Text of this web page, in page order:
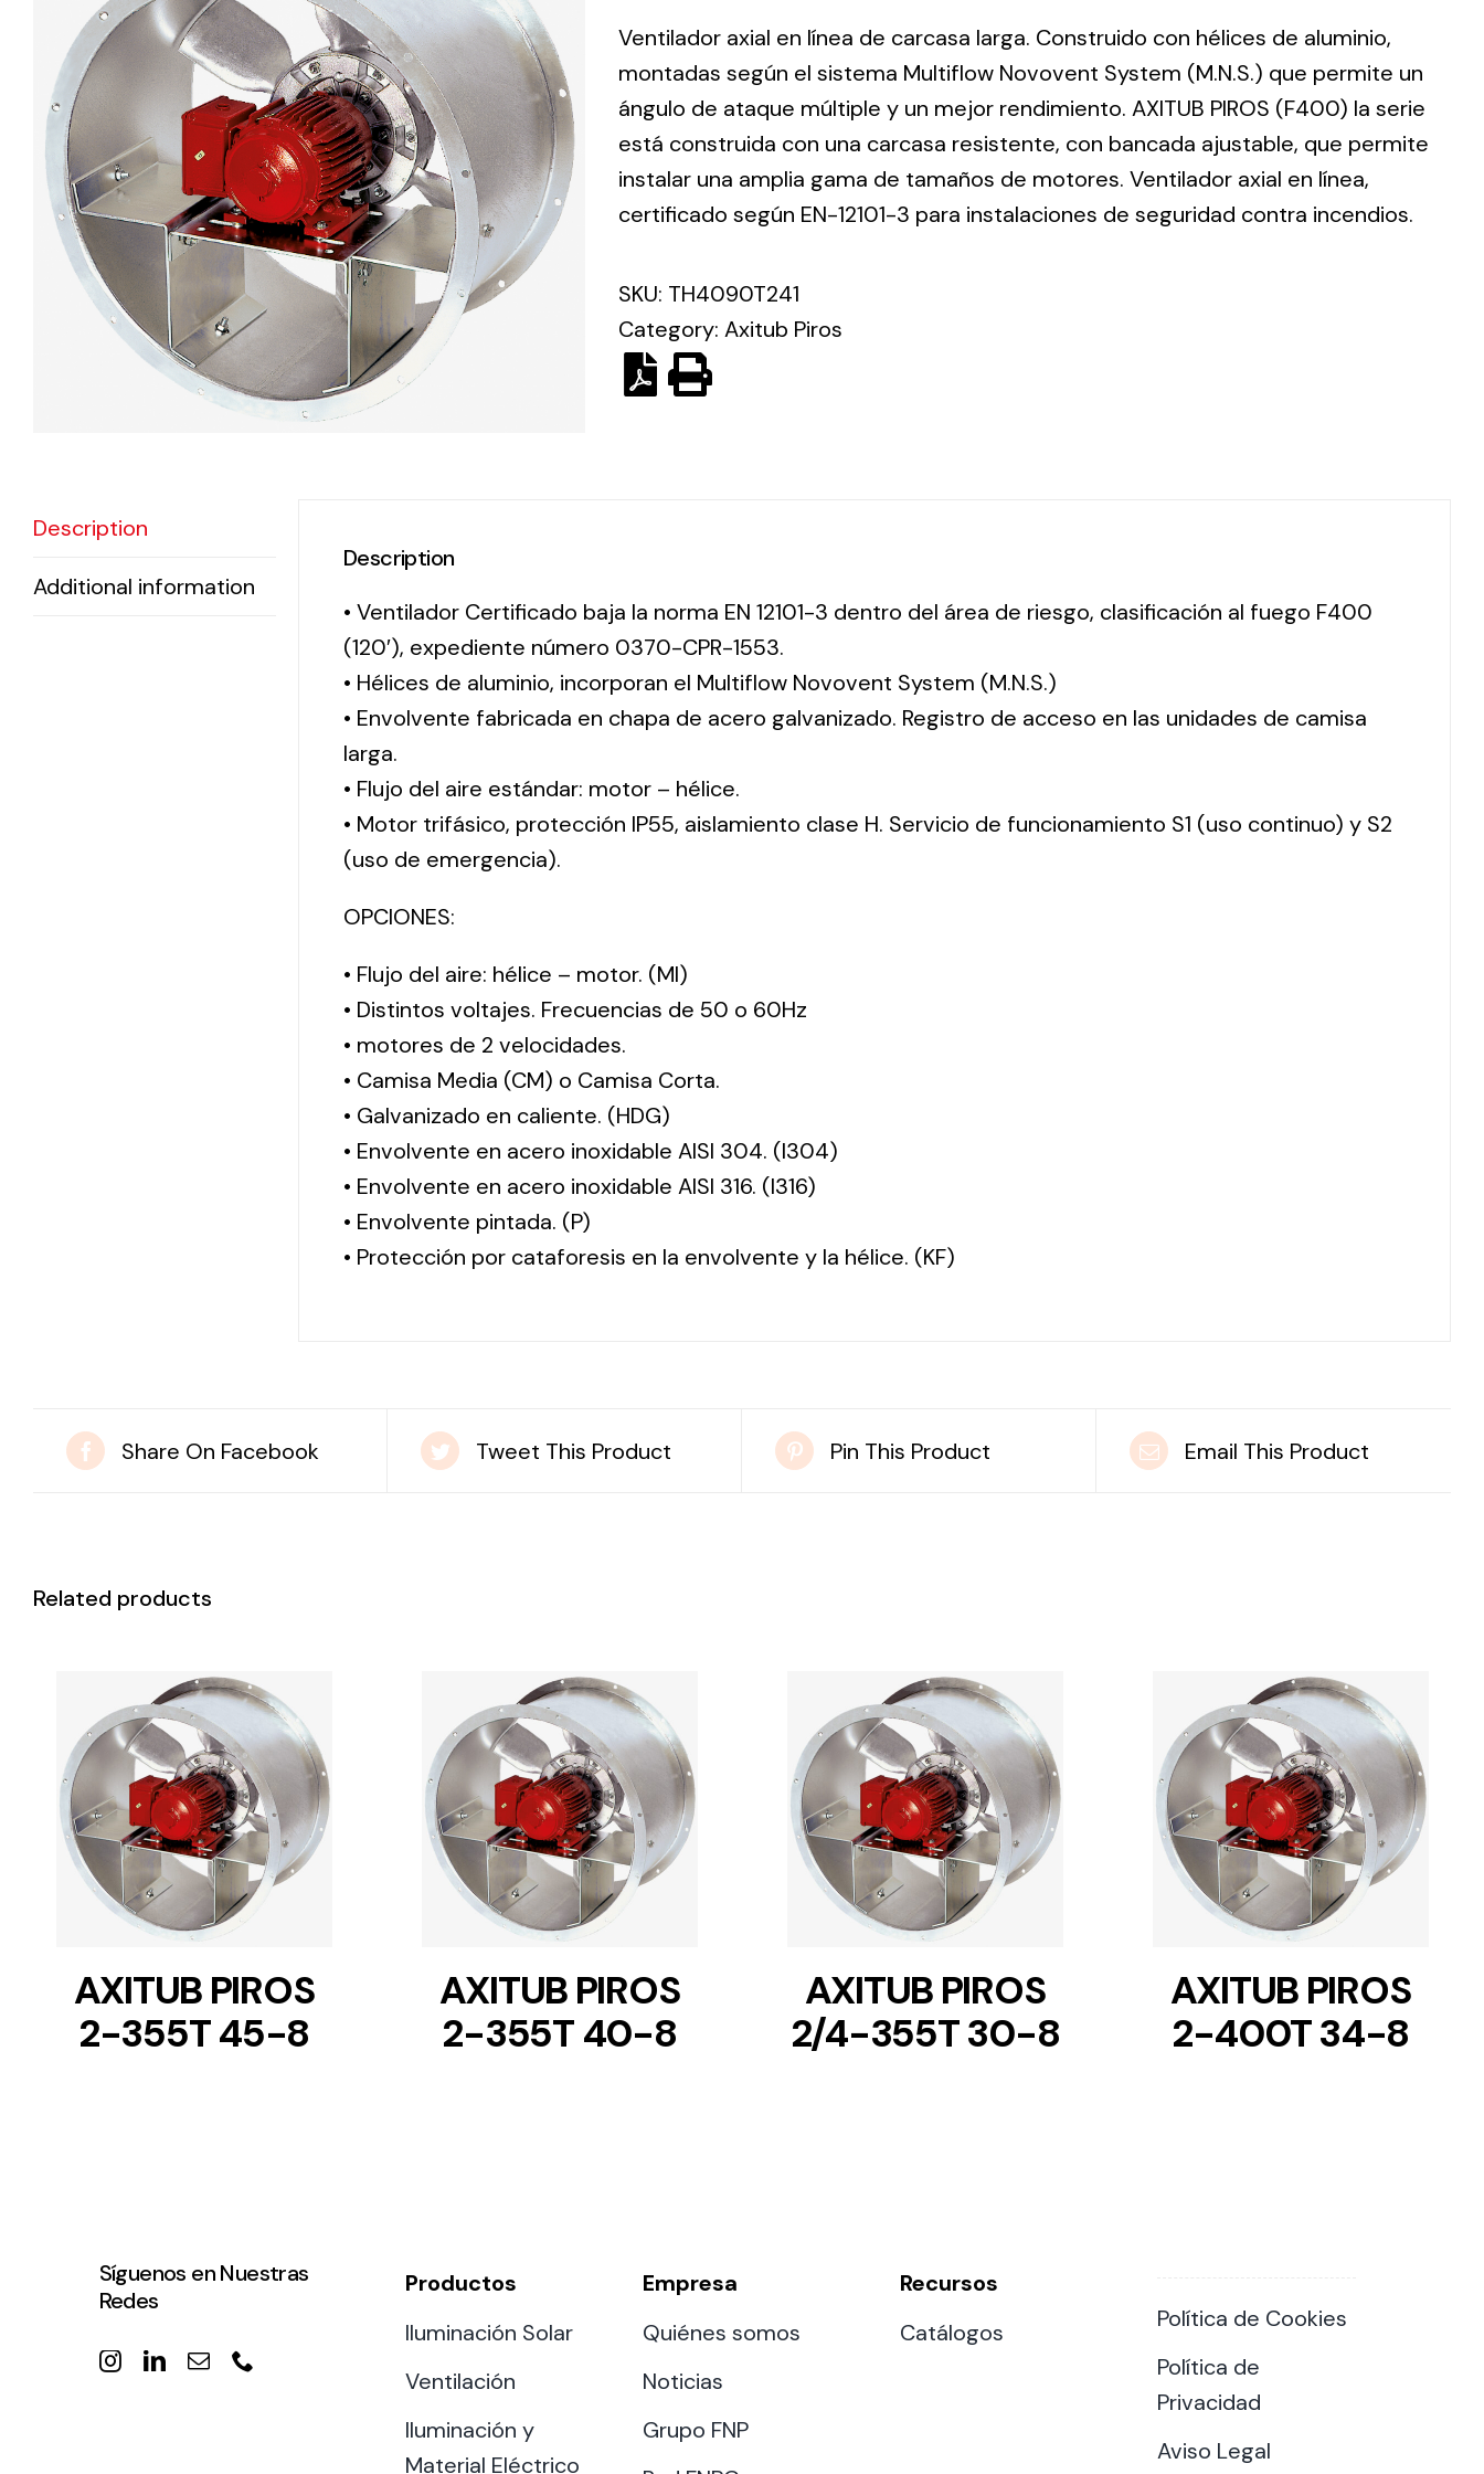
eléctrico.
Lighting and
Electrical
Equipment
Complete
solutions in
lighting and
Ventilation
The
incorporation of
Novovent into
offer of
ventilation
products for
different uses
Solar lighting
solutions for all
Ventilador axial en línea de carcasa larga. Construido con hélices de aluminio,
montadas según el sistema Multiflow Novovent System (M.N.S.) que permite un
ángulo de ataque múltiple y un mejor rendimiento. AXITUB PIROS (F400) la serie
está construida con una carcasa resistente, con bancada ajustable, que permite
instalar una amplia gama de tamaños de motores. Ventilador axial en línea,
certificado según EN-12101-3 para instalaciones de seguridad contra incendios.
SKU: TH4090T241
Category: Axitub Piros
Description
Additional information
Description
• Ventilador Certificado baja la norma EN 12101-3 dentro del área de riesgo, clasificación al fuego F400
(120′), expediente número 0370-CPR-1553.
• Hélices de aluminio, incorporan el Multiflow Novovent System (M.N.S.)
• Envolvente fabricada en chapa de acero galvanizado. Registro de acceso en las unidades de camisa
larga.
• Flujo del aire estándar: motor – hélice.
• Motor trifásico, protección IP55, aislamiento clase H. Servicio de funcionamiento S1 (uso continuo) y S2
(uso de emergencia).
OPCIONES:
• Flujo del aire: hélice – motor. (MI)
• Distintos voltajes. Frecuencias de 50 o 60Hz
• motores de 2 velocidades.
• Camisa Media (CM) o Camisa Corta.
• Galvanizado en caliente. (HDG)
• Envolvente en acero inoxidable AISI 304. (I304)
• Envolvente en acero inoxidable AISI 316. (I316)
• Envolvente pintada. (P)
• Protección por cataforesis en la envolvente y la hélice. (KF)
Share On Facebook Tweet This Product Pin This Product Email This Product
Related products
DETAILS
AXITUB PIROS
2-355T 45-8
DETAILS
AXITUB PIROS
2-355T 40-8
DETAILS
AXITUB PIROS
2/4-355T 30-8
DETAILS
AXITUB PIROS
2-400T 34-8
Síguenos en Nuestras
Redes
Productos
Iluminación Solar
Ventilación
Iluminación y
Material Eléctrico
Empresa
Quiénes somos
Noticias
Grupo FNP
Recursos
Catálogos
Política de Cookies
Política de
Privacidad
Aviso Legal